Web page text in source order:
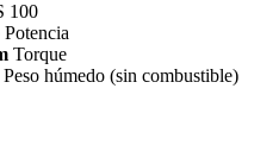
100
Potencia
Torque
Peso húmedo (sin combustible)